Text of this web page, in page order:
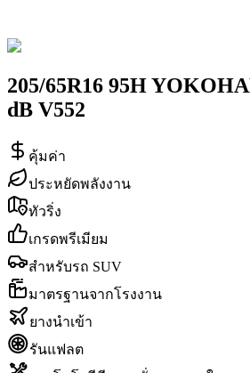
205/65R16 95H
dB V552
คุ้มค่า
ประหยัดพลังงาน
ทัวริ่ง
เกรดพรีเมียม
สำหรับรถ SUV
มาตรฐานจากโรงงาน
ยางนำเข้า
รันแฟลต